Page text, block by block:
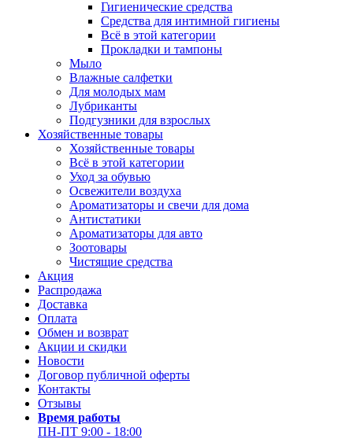
Гигиенические средства
Средства для интимной гигиены
Всё в этой категории
Прокладки и тампоны
Мыло
Влажные салфетки
Для молодых мам
Лубриканты
Подгузники для взрослых
Хозяйственные товары
Хозяйственные товары
Всё в этой категории
Уход за обувью
Освежители воздуха
Ароматизаторы и свечи для дома
Антистатики
Ароматизаторы для авто
Зоотовары
Чистящие средства
Акция
Распродажа
Доставка
Оплата
Обмен и возврат
Акции и скидки
Новости
Договор публичной оферты
Контакты
Отзывы
Время работы
ПН-ПТ 9:00 - 18:00